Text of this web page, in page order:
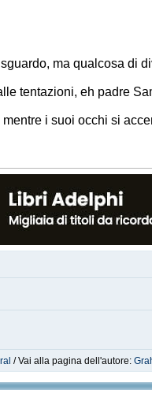
ma qualcosa di
tentazioni, eh padre
i suoi occhi si
/ Vai alla pagina dell'autore: